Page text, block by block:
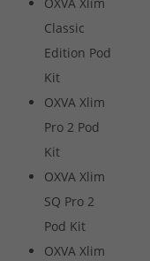
OXVA Xlim
Classic
Edition Pod
Kit
OXVA Xlim
Pro 2 Pod
Kit
OXVA Xlim
SQ Pro 2
Pod Kit
OXVA Xlim